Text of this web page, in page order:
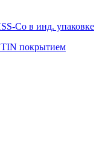
Co в инд. упаковке
TIN покрытием